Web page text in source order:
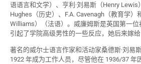
语语言和文学）、亨利·刘易斯（Henry Lewis
Hughes（历史）、F.A. Cavenagh（教育学）
Williams）（法语）。威廉姆斯是英国第一
引起了学院高级男性的一些反应，她后来嫁给
著名的威尔士语言作家和活动家桑德斯·刘易
1922 年成为工作人员，尽管他在 1936/37 年